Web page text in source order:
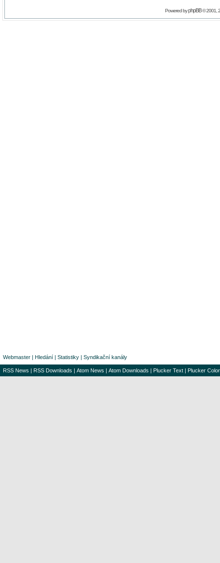
Powered byphpBB© 2001,
Webmaster | Hledání | Statistiky | Syndikační kanály
RSS News | RSS Downloads | Atom News | Atom Downloads | Plucker Text | Plucker Color